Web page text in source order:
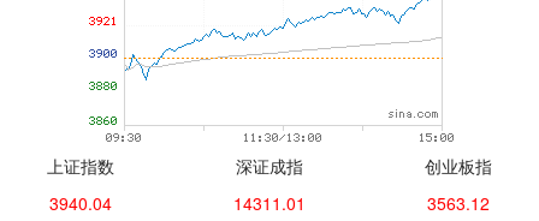
上证指数
3940.04
深证成指
14311.01
创业板指
3563.12